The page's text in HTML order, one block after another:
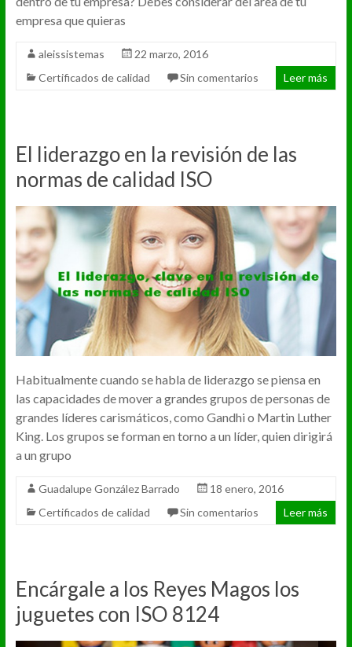
empresa que quieras
aleissistemas
22 marzo, 2016
Certificados de calidad
Sin comentarios Leer más
El liderazgo en la revisión de las
normas de calidad ISO
Habitualmente cuando se habla de liderazgo se piensa en
las capacidades de mover a grandes grupos de personas de
grandes líderes carismáticos, como Gandhi o Martin Luther
King. Los grupos se forman en torno a un líder, quien dirigirá
a un grupo
Guadalupe González Barrado
18 enero, 2016
Certificados de calidad
Sin comentarios Leer más
Encárgale a los Reyes Magos los
juguetes con ISO 8124